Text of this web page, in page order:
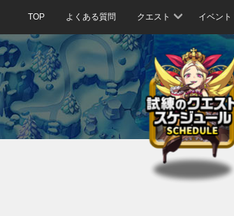
TOP よくある質問 クエスト イベント